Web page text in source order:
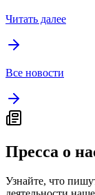
Читать далее
Все новости
Пресса о
Узнайте, что